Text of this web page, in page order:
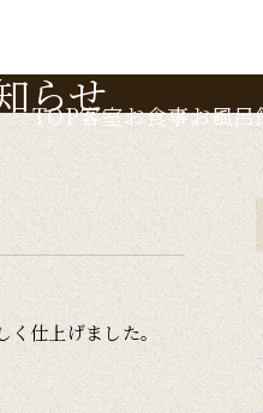
TOP客室お食事お風呂
らせ
仕上げました。